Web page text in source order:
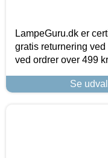
LampeGuru.dk er
gratis returnering
ved ordrer over 499
Se